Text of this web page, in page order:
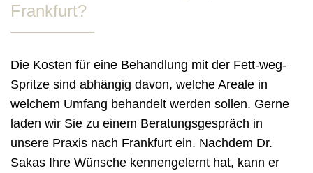
Frankfurt?
Die Kosten für eine Behandlung mit der Fett-weg-
Spritze sind abhängig davon, welche Areale in
welchem Umfang behandelt werden sollen. Gerne
laden wir Sie zu einem Beratungsgespräch in
unsere Praxis nach Frankfurt ein. Nachdem Dr.
Sakas Ihre Wünsche kennengelernt hat, kann er